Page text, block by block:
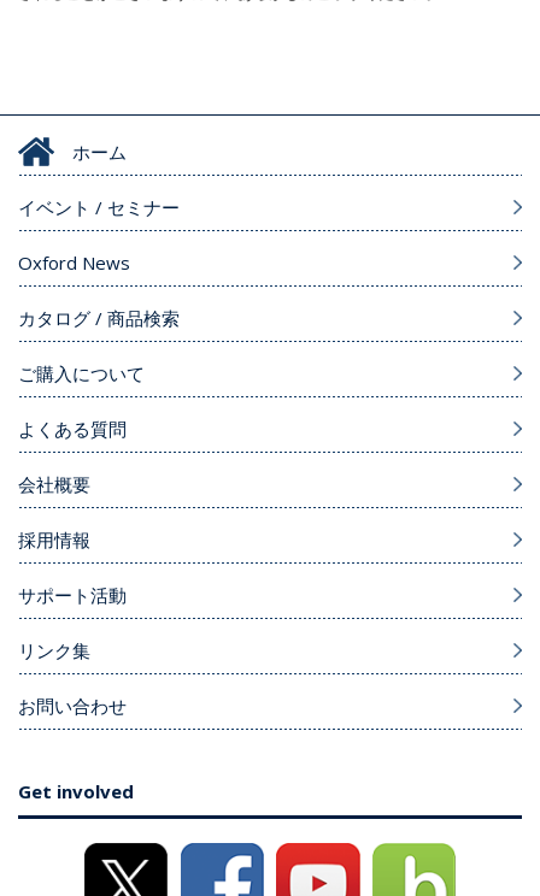
ホーム
イベント / セミナー
Oxford News
カタログ / 商品検索
ご購入について
よくある質問
会社概要
採用情報
サポート活動
リンク集
お問い合わせ
Get involved